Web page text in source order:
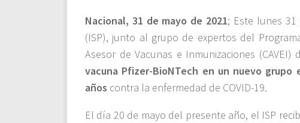
Nacional, 31 de mayo de 2021; Este lunes
(ISP), junto al grupo de expertos del
Asesor de Vacunas e Inmunizaciones (CAVEI)
vacuna Pfizer-BioNTech en un nuevo
años contra la enfermedad de COVID-19.
El día 20 de mayo del presente año, el ISP